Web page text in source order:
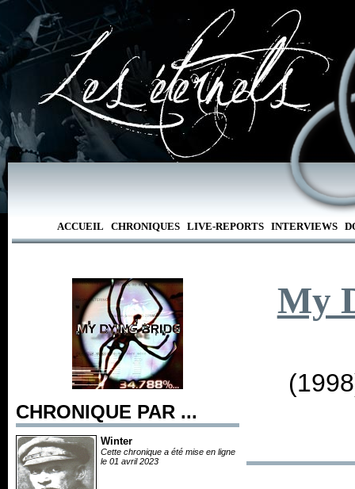
ACCUEIL CHRONIQUES LIVE-REPORTS INTERVIEWS
CHRONIQUE PAR ...
Winter
Cette chronique a été mise en ligne
le 01 avril 2023
My